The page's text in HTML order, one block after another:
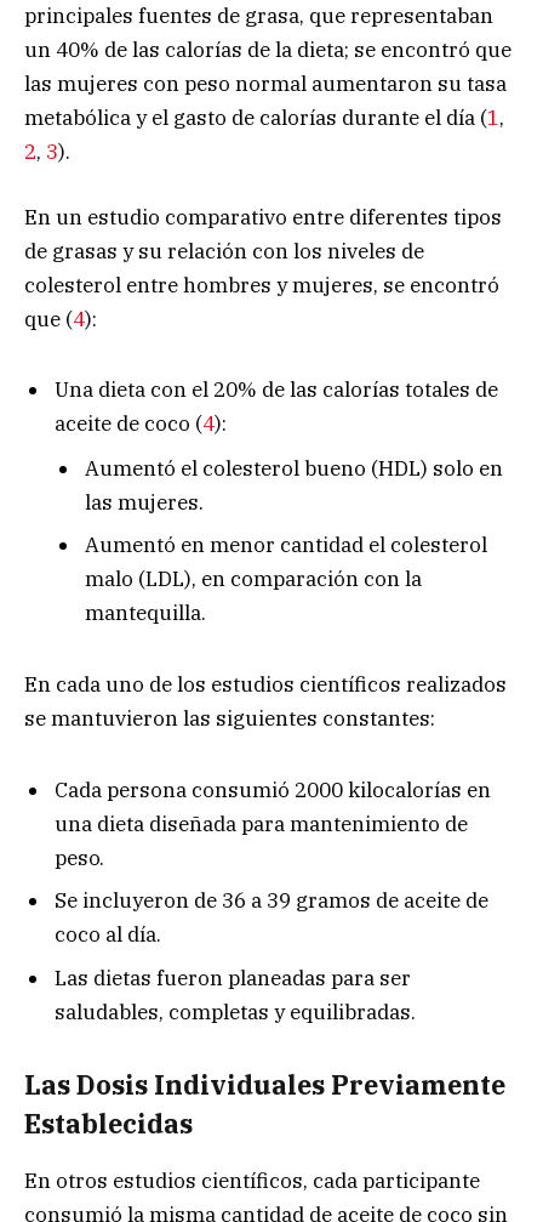
principales fuentes de grasa, que representaban
un 40% de las calorías de la dieta; se encontró que
las mujeres con peso normal aumentaron su tasa
metabólica y el gasto de calorías durante el día (1,
2, 3).
En un estudio comparativo entre diferentes tipos
de grasas y su relación con los niveles de
colesterol entre hombres y mujeres, se encontró
que (4):
Una dieta con el 20% de las calorías totales de
aceite de coco (4):
Aumentó el colesterol bueno (HDL) solo en
las mujeres.
Aumentó en menor cantidad el colesterol
malo (LDL), en comparación con la
mantequilla.
En cada uno de los estudios científicos realizados
se mantuvieron las siguientes constantes:
Cada persona consumió 2000 kilocalorías en
una dieta diseñada para mantenimiento de
peso.
Se incluyeron de 36 a 39 gramos de aceite de
coco al día.
Las dietas fueron planeadas para ser
saludables, completas y equilibradas.
Las Dosis Individuales Previamente
Establecidas
En otros estudios científicos, cada participante
consumió la misma cantidad de aceite de coco sin